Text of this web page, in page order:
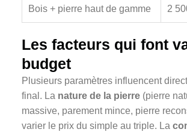
Bois + pierre haut de gamme 2
Les facteurs qui font
budget
Plusieurs paramètres influencent
final. La nature de la pierre (pierre
massive, parement mince, pierre
varier le prix du simple au triple. La